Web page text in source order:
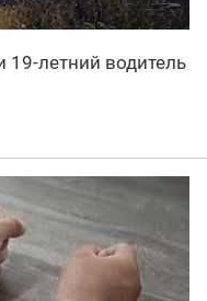
летний водитель